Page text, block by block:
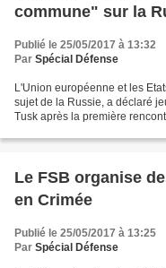
commune" sur la
Publié le 25/05/2017 à 13:32
Par Spécial Défense
L'Union européenne et les
sujet de la Russie, a déclaré
Tusk après la première
Le FSB organise
en Crimée
Publié le 25/05/2017 à 13:25
Par Spécial Défense